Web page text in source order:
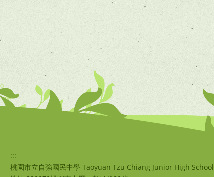
:::
桃園市立自強國民中學 Taoyuan Tzu Chiang Junior High School